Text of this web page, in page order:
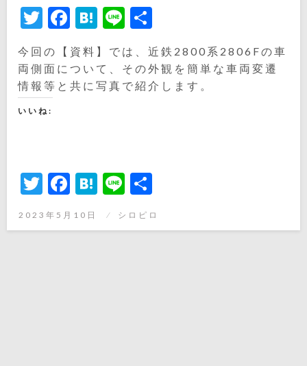
Twitter
Facebook
Hatena
Line
有
今回の【資料】では、近鉄2800系2806Fの車
両側面について、その外観を簡単な車両変遷
情報等と共に写真で紹介します。
いいね:
Twitter
Facebook
Hatena
Line
有
投
日:
2023年5月10日 シロピロ